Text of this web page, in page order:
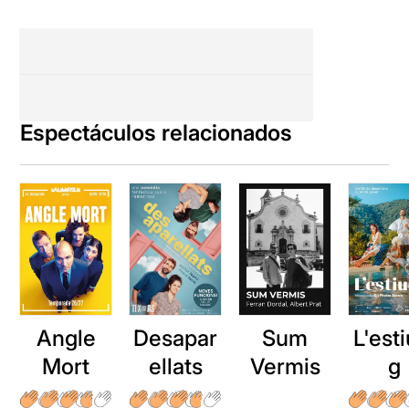
Espectáculos relacionados
Angle
Mort
Desapar
ellats
Sum
Vermis
g